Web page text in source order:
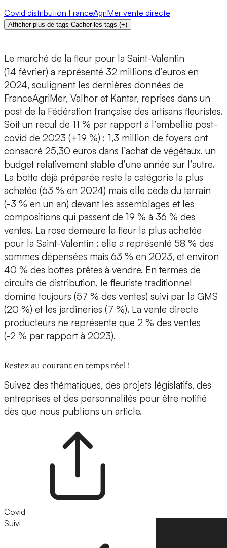
Covid distribution FranceAgriMer vente directe
Afficher plus de tags Cacher les tags (+)
Le marché de la fleur pour la Saint-Valentin
(14 février) a représenté 32 millions d’euros en
2024, soulignent les dernières données de
FranceAgriMer, Valhor et Kantar, reprises dans un
post de la Fédération française des artisans fleuristes.
Soit un recul de 11 % par rapport à l’embellie post-
covid de 2023 (+19 %) ; 1,3 million de foyers ont
consacré 25,30 euros dans l’achat de végétaux, un
budget relativement stable d’une année sur l’autre.
La botte déjà préparée reste la catégorie la plus
achetée (63 % en 2024) mais elle cède du terrain
(-3 % en un an) devant les assemblages et les
compositions qui passent de 19 % à 36 % des
ventes. La rose demeure la fleur la plus achetée
pour la Saint-Valentin : elle a représenté 58 % des
sommes dépensées mais 63 % en 2023, et environ
40 % des bottes prêtes à vendre. En termes de
circuits de distribution, le fleuriste traditionnel
domine toujours (57 % des ventes) suivi par la GMS
(20 %) et les jardineries (7 %). La vente directe
producteurs ne représente que 2 % des ventes
(-2 % par rapport à 2023).
Restez au courant en temps réel !
Suivez des thématiques, des projets législatifs, des
entreprises et des personnalités pour être notifié
dès que nous publions un article.
Covid
Suivi